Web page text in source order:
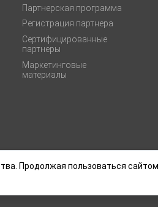
Партнерская программа
Регистрация партнера
Сертифицированные
партнеры
Маркетинговые
материалы
Продолжая пользоваться